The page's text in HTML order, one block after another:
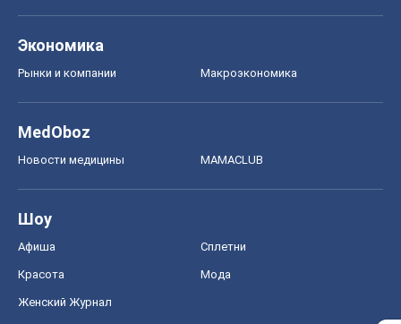
Экономика
Рынки и компании Mакроэкономика
MedOboz
Новости медицины MAMACLUB
Шоу
Афиша Сплетни
Красота Мода
Женский Журнал